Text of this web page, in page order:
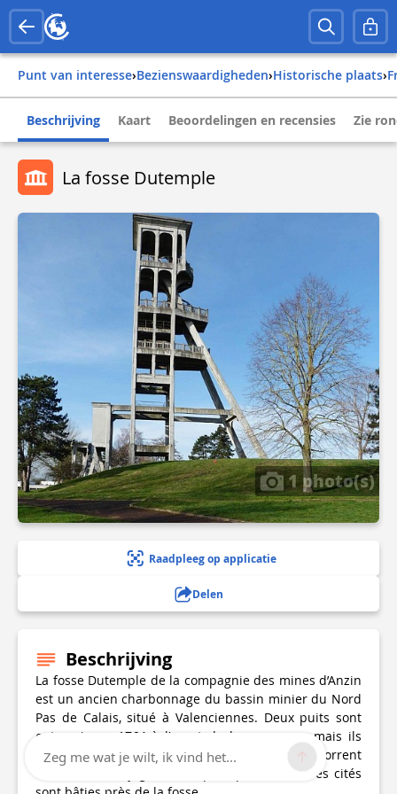
Punt van interesse› Bezienswaardigheden› Historische plaats›
Beschrijving Kaart Beoordelingen en recensies Zie
La fosse Dutemple
1 photo(s)
Raadpleeg op applicatie
Delen
Beschrijving
La fosse Dutemple de la compagnie des mines d’Anzin
est un ancien charbonnage du bassin minier du Nord
Pas de Calais, situé à Valenciennes. Deux puits sont
entrepris en 1764 à l’ouest de la commune, mais ils
sont abandonnés à cause des venues d’eau du Torrent
d’Anzin. Le fonçage n’est repris qu’en 1826. Des cités
Zeg me wat je wilt, ik vind het...